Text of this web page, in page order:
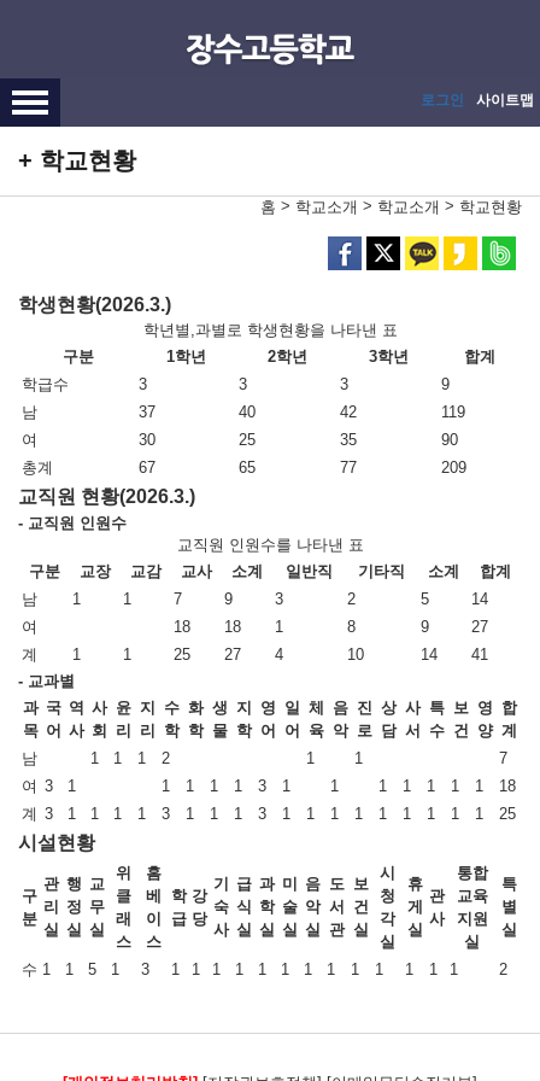
로그인 사이트맵
학교현황
홈 > 학교소개 > 학교소개 > 학교현황
학생현황(2026.3.)
학년별,과별로 학생현황을 나타낸 표
구분
1학년 2학년 3학년
합계
학급수
3 3 3
9
남
37 40 42
119
여
30 25 35
90
총계
67 65 77 209
교직원 현황(2026.3.)
- 교직원 인원수
교직원 인원수를 나타낸 표
구분
교장 교감 교사 소계 일반직 기타직 소계
합계
남
1 1 7 9 3 2 5
14
여
18 18 1 8 9
27
계
1 1 25 27 4 10 14
41
- 교과별
과
목
국
어
역
사
사
회
윤
리
지
리
수
학
화
학
생
물
지
학
영
어
일
어
체
육
음
악
진
로
상
담
사
서
특
수
보
건
영
양
합
계
남
1 1 1 2 1 1
7
여 3 1 1 1 1 1 3 1 1 1 1 1 1 1
18
계 3 1 1 1 1 3 1 1 1 3 1 1 1 1 1 1 1 1 1 25
시설현황
구
분
관
리
실
행
정
실
교
무
실
위
클
래
스
홈
베
이
스
학
급
강
당
기
숙
사
급
식
실
과
학
실
미
술
실
음
악
실
도
서
관
보
건
실
시
청
각
실
휴
게
실
관
사
통합
교육
지원
실
특
별
실
수 1 1 5 1 3 1 1 1 1 1 1 1 1 1 1 1 1 1 2